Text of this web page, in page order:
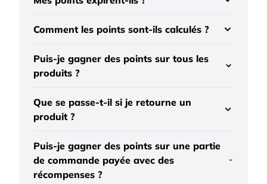
Comment les points sont-ils calculés ?
Puis-je gagner des points sur tous les
produits ?
Que se passe-t-il si je retourne un
produit ?
Puis-je gagner des points sur une partie
de commande payée avec des
récompenses ?